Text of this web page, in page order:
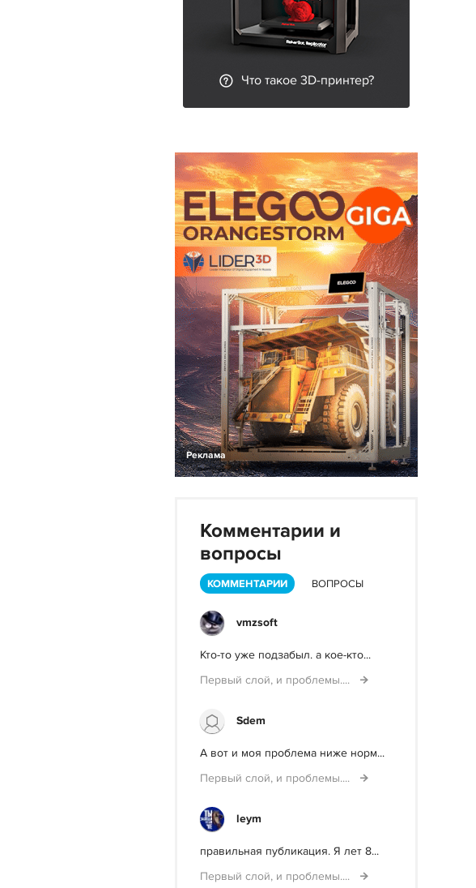
Что такое 3D-принтер?
Реклама
Комментарии и
вопросы
КОММЕНТАРИИ ВОПРОСЫ
vmzsoft
Кто-то уже подзабыл. а кое-кто...
Первый слой, и проблемы....
Sdem
А вот и моя проблема ниже норм...
Первый слой, и проблемы....
leym
правильная публикация. Я лет 8...
Первый слой, и проблемы....